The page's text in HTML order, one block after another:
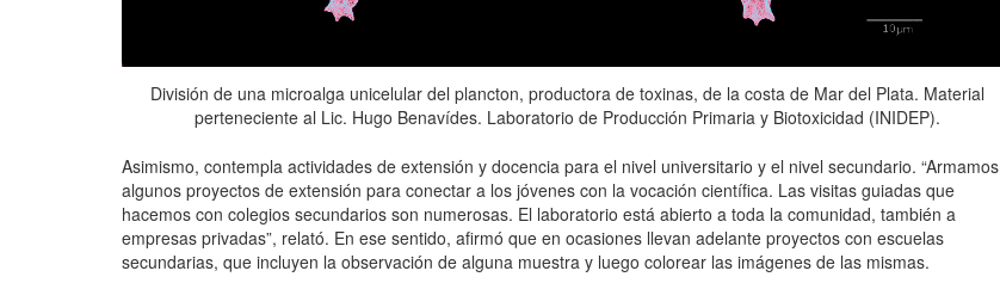
División de una microalga unicelular del plancton, productora de toxinas, de la costa de Mar del Plata. Material
perteneciente al Lic. Hugo Benavídes. Laboratorio de Producción Primaria y Biotoxicidad (INIDEP).
Asimismo, contempla actividades de extensión y docencia para el nivel universitario y el nivel secundario. “Armamos
algunos proyectos de extensión para conectar a los jóvenes con la vocación científica. Las visitas guiadas que
hacemos con colegios secundarios son numerosas. El laboratorio está abierto a toda la comunidad, también a
empresas privadas”, relató. En ese sentido, afirmó que en ocasiones llevan adelante proyectos con escuelas
secundarias, que incluyen la observación de alguna muestra y luego colorear las imágenes de las mismas.